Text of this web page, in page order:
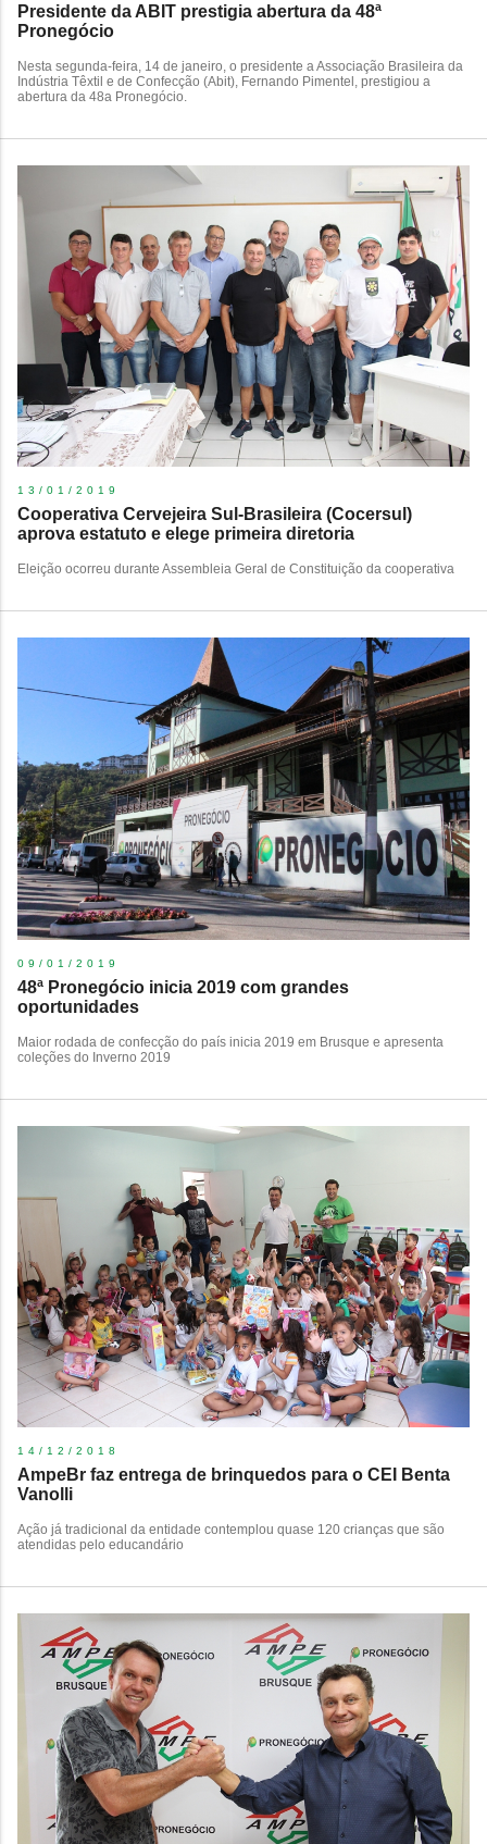
Presidente da ABIT prestigia abertura da 48ª
Pronegócio
Nesta segunda-feira, 14 de janeiro, o presidente a Associação Brasileira da
Indústria Têxtil e de Confecção (Abit), Fernando Pimentel, prestigiou a
abertura da 48a Pronegócio.
13/01/2019
Cooperativa Cervejeira Sul-Brasileira (Cocersul)
aprova estatuto e elege primeira diretoria
Eleição ocorreu durante Assembleia Geral de Constituição da cooperativa
09/01/2019
​48ª Pronegócio inicia 2019 com grandes
oportunidades
Maior rodada de confecção do país inicia 2019 em Brusque e apresenta
coleções do Inverno 2019
14/12/2018
​AmpeBr faz entrega de brinquedos para o CEI Benta
Vanolli
Ação já tradicional da entidade contemplou quase 120 crianças que são
atendidas pelo educandário